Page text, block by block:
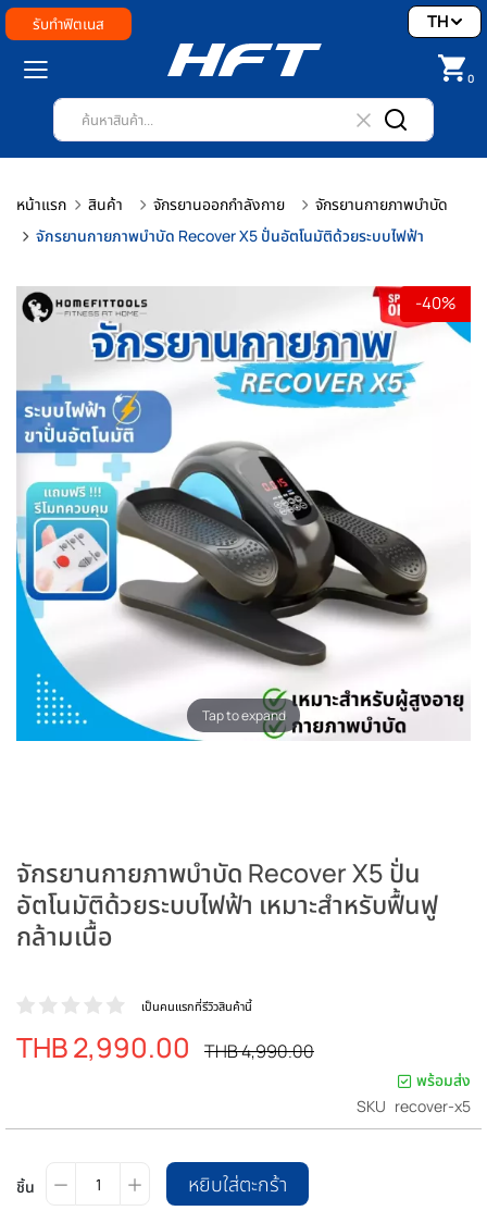
รับทำฟิตเนส
0
TH
หน้าแรก สินค้า จักรยานออกกำลังกาย
จักรยานกายภาพบำบัด
จักรยานกายภาพบำบัด Recover X5 ปั่นอัตโนมัติด้วยระบบไฟฟ้า
Tap to expand
-40%
จักรยานกายภาพบำบัด Recover X5 ปั่น
อัตโนมัติด้วยระบบไฟฟ้า เหมาะสำหรับฟื้นฟู
กล้ามเนื้อ
เป็นคนแรกที่รีวิวสินค้านี้
ราคา
THB 2,990.00
ราคา
THB 4,990.00
พร้อมส่ง
SKU recover-x5
ชิ้น หยิบใส่ตะกร้า